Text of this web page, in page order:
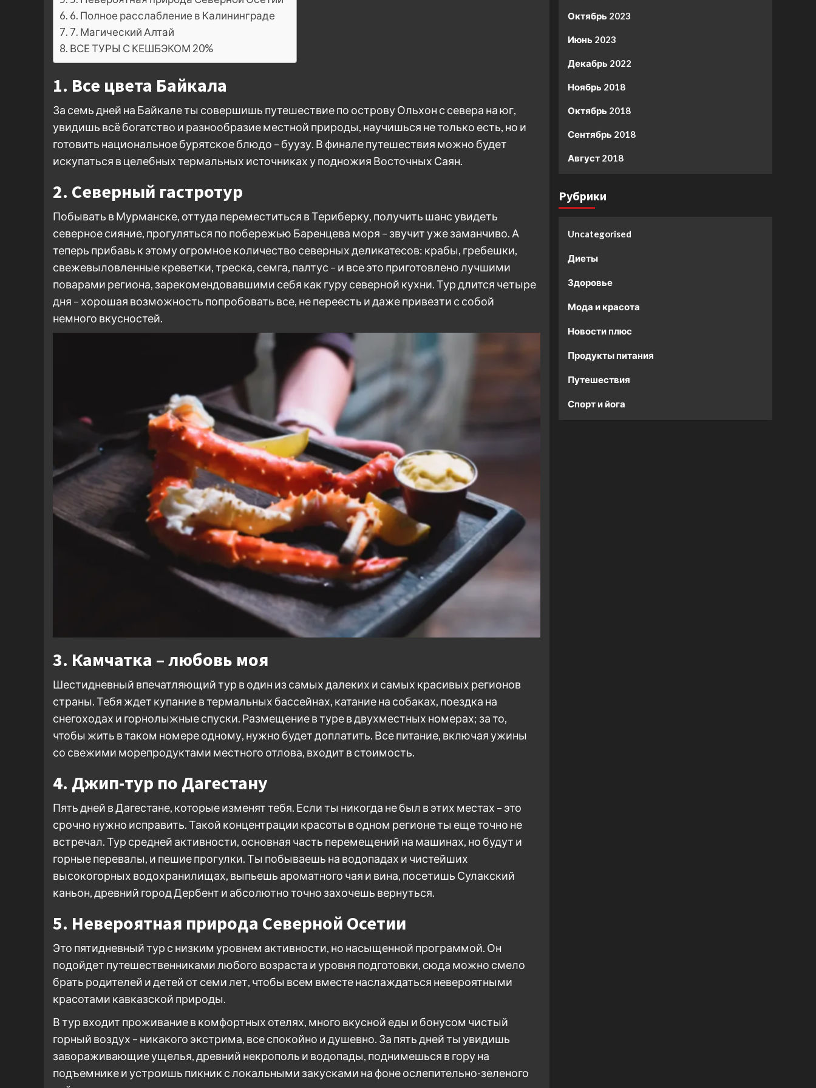
6. Полное расслабление в Калининграде
7. Магический Алтай
ВСЕ ТУРЫ С КЕШБЭКОМ 20%
1. Все цвета Байкала
За семь дней на Байкале ты совершишь путешествие по острову Ольхон с севера на юг,
увидишь всё богатство и разнообразие местной природы, научишься не только есть, но и
готовить национальное бурятское блюдо – буузу. В финале путешествия можно будет
искупаться в целебных термальных источниках у подножия Восточных Саян.
2. Северный гастротур
Побывать в Мурманске, оттуда переместиться в Териберку, получить шанс увидеть
северное сияние, прогуляться по побережью Баренцева моря – звучит уже заманчиво. А
теперь прибавь к этому огромное количество северных деликатесов: крабы, гребешки,
свежевыловленные креветки, треска, семга, палтус – и все это приготовлено лучшими
поварами региона, зарекомендовавшими себя как гуру северной кухни. Тур длится четыре
дня – хорошая возможность попробовать все, не переесть и даже привезти с собой
немного вкусностей.
3. Камчатка – любовь моя
Шестидневный впечатляющий тур в один из самых далеких и самых красивых регионов
страны. Тебя ждет купание в термальных бассейнах, катание на собаках, поездка на
снегоходах и горнолыжные спуски. Размещение в туре в двухместных номерах; за то,
чтобы жить в таком номере одному, нужно будет доплатить. Все питание, включая ужины
со свежими морепродуктами местного отлова, входит в стоимость.
4. Джип-тур по Дагестану
Пять дней в Дагестане, которые изменят тебя. Если ты никогда не был в этих местах – это
срочно нужно исправить. Такой концентрации красоты в одном регионе ты еще точно не
встречал. Тур средней активности, основная часть перемещений на машинах, но будут и
горные перевалы, и пешие прогулки. Ты побываешь на водопадах и чистейших
высокогорных водохранилищах, выпьешь ароматного чая и вина, посетишь Сулакский
каньон, древний город Дербент и абсолютно точно захочешь вернуться.
5. Невероятная природа Северной Осетии
Это пятидневный тур с низким уровнем активности, но насыщенной программой. Он
подойдет путешественниками любого возраста и уровня подготовки, сюда можно смело
брать родителей и детей от семи лет, чтобы всем вместе наслаждаться невероятными
красотами кавказской природы.
В тур входит проживание в комфортных отелях, много вкусной еды и бонусом чистый
горный воздух – никакого экстрима, все спокойно и душевно. За пять дней ты увидишь
завораживающие ущелья, древний некрополь и водопады, поднимешься в гору на
подъемнике и устроишь пикник с локальными закусками на фоне ослепительно-зеленого
Октябрь 2023
Июнь 2023
Декабрь 2022
Ноябрь 2018
Октябрь 2018
Сентябрь 2018
Август 2018
Рубрики
Uncategorised
Диеты
Здоровье
Мода и красота
Новости плюс
Продукты питания
Путешествия
Спорт и йога